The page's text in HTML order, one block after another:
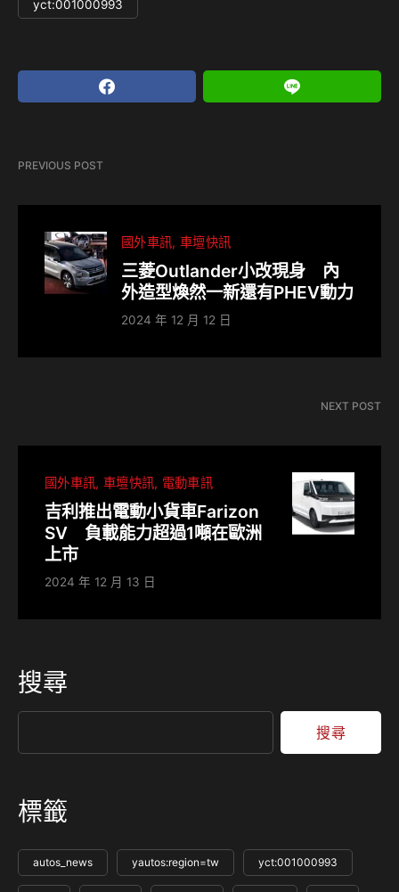
yct:001000993
PREVIOUS POST
國外車訊 車壇快訊
三菱Outlander小改現身 內
外造型煥然一新還有PHEV動力
2024 年 12 月 12 日
NEXT POST
國外車訊 車壇快訊 電動車訊
吉利推出電動小貨車Farizon
SV 負載能力超過1噸在歐洲
上市
2024 年 12 月 13 日
搜尋
搜尋
標籤
autos_news yautos:region=tw yct:001000993